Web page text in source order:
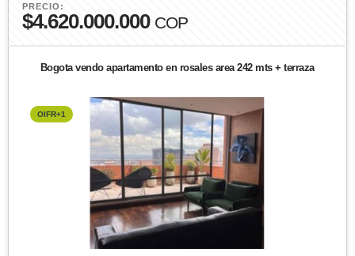
PRECIO:
$4.620.000.000 COP
Bogota vendo apartamento en rosales area 242 mts + terraza
OIFR+1